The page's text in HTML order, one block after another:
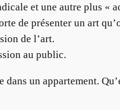
et une autre plus
de présenter un art
de l’art.
au public.
un appartement.